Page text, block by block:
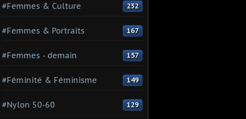
#Femmes & Culture 232
#Femmes & Portraits 167
#Femmes - demain 157
#Féminité & Féminisme 149
#Nylon 50-60 129